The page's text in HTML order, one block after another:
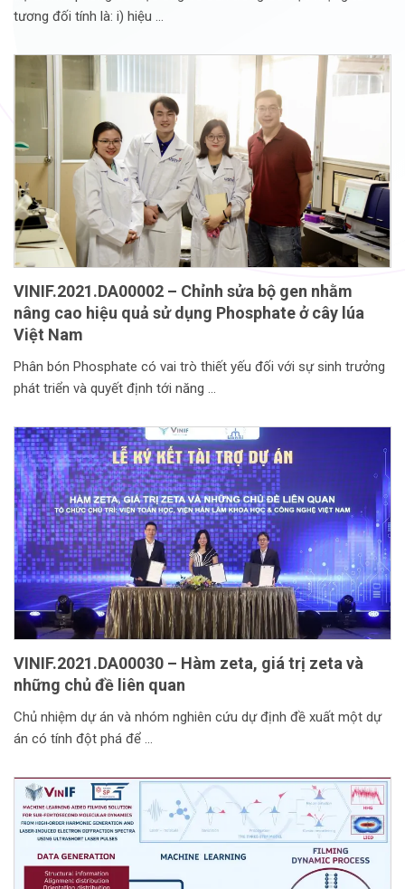
tương đối tính là: i) hiệu
VINIF.2021.DA00002 – Chỉnh sửa bộ gen nhằm
nâng cao hiệu quả sử dụng Phosphate ở cây lúa
Việt Nam
Phân bón Phosphate có vai trò thiết yếu đối với sự sinh trưởng
phát triển và quyết định tới năng
VINIF.2021.DA00030 – Hàm zeta, giá trị zeta và
những chủ đề liên quan
Chủ nhiệm dự án và nhóm nghiên cứu dự định đề xuất một dự
án có tính đột phá để